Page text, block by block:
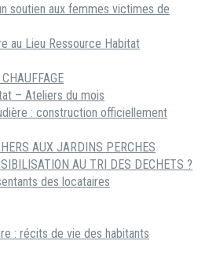
soutien aux femmes victimes de
au Lieu Ressource Habitat
– Ateliers du mois
: construction officiellement
AUX JARDINS PERCHES
AU TRI DES DECHETS ?
des locataires
: récits de vie des habitants